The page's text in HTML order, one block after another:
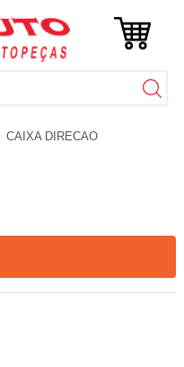
CAIXA DIRECAO